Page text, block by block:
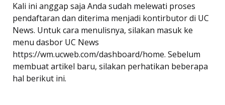
Kali ini anggap saja Anda sudah melewati proses
pendaftaran dan diterima menjadi kontirbutor di UC
News. Untuk cara menulisnya, silakan masuk ke
menu dasbor UC News
https://wm.ucweb.com/dashboard/home. Sebelum
membuat artikel baru, silakan perhatikan beberapa
hal berikut ini.